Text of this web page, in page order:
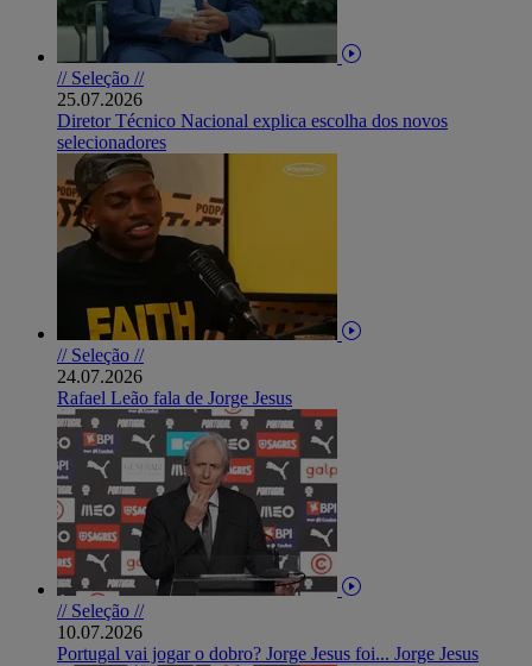
// Seleção //
25.07.2026
Diretor Técnico Nacional explica escolha dos novos
selecionadores
// Seleção //
24.07.2026
Rafael Leão fala de Jorge Jesus
// Seleção //
10.07.2026
Portugal vai jogar o dobro? Jorge Jesus foi... Jorge Jesus